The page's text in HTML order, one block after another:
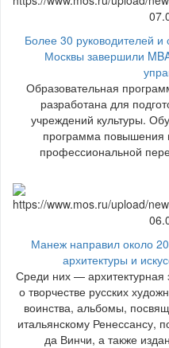
Более 30 руководителей и
Москвы завершили
Образовательная
разработана для
учреждений культуры.
программа повышения
профессиональной
Манеж направил около
архитектуры и
Среди них — архитектурная
о творчестве русских
воинства, альбомы,
итальянскому Ренессансу,
да Винчи, а также